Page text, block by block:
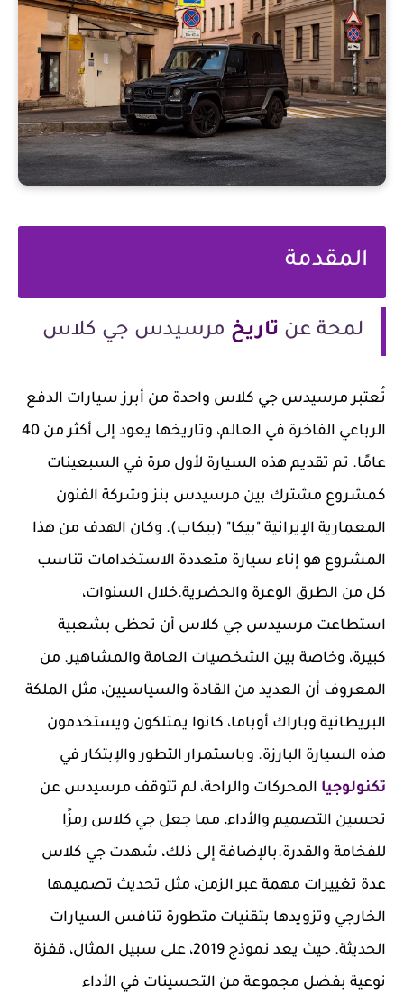
المقدمة
لمحة عن تاريخ مرسيدس جي كلاس
تُعتبر مرسيدس جي كلاس واحدة من أبرز سيارات الدفع
الرباعي الفاخرة في العالم، وتاريخها يعود إلى أكثر من 40
عامًا. تم تقديم هذه السيارة لأول مرة في السبعينات
كمشروع مشترك بين مرسيدس بنز وشركة الفنون
المعمارية الإيرانية "بيكا" (بيكاب). وكان الهدف من هذا
المشروع هو إناء سيارة متعددة الاستخدامات تناسب
كل من الطرق الوعرة والحضرية.خلال السنوات،
استطاعت مرسيدس جي كلاس أن تحظى بشعبية
كبيرة، وخاصة بين الشخصيات العامة والمشاهير. من
المعروف أن العديد من القادة والسياسيين، مثل الملكة
البريطانية وباراك أوباما، كانوا يمتلكون ويستخدمون
هذه السيارة البارزة. وباستمرار التطور والإبتكار في
تكنولوجيا المحركات والراحة، لم تتوقف مرسيدس عن
تحسين التصميم والأداء، مما جعل جي كلاس رمزًا
للفخامة والقدرة.بالإضافة إلى ذلك، شهدت جي كلاس
عدة تغييرات مهمة عبر الزمن، مثل تحديث تصميمها
الخارجي وتزويدها بتقنيات متطورة تنافس السيارات
الحديثة. حيث يعد نموذج 2019، على سبيل المثال، قفزة
نوعية بفضل مجموعة من التحسينات في الأداء